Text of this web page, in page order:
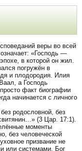
веры во всей
означает: «Господь —
в которой он жил.
погружён в
и плодородия. Илия
а Господь
факт биографии
начинается с личного
родословной, без
(3 Цар. 17:1).
моменты
без человеческой
призвание не
или системами. Бог